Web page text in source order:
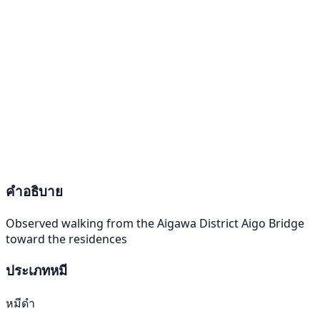
คำอธิบาย
Observed walking from the Aigawa District Aigo Bridge
toward the residences
ประเภทหมี
หมีดำ